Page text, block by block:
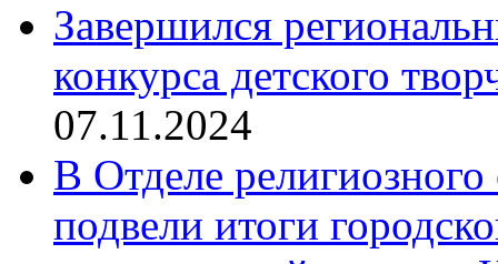
Завершился
конкурса детского
07.11.2024
В Отделе религиозного
подвели итоги